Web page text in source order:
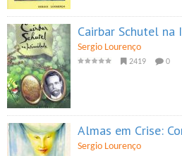
Cairbar Schutel na
Sergio Lourenço
2419 0
Almas em Crise:
Sergio Lourenço